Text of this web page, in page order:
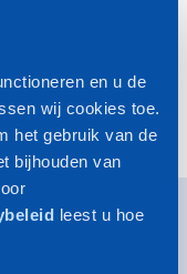
en u de
wij cookies toe.
het gebruik van de
bijhouden van
leest u hoe
Seal (CMP)